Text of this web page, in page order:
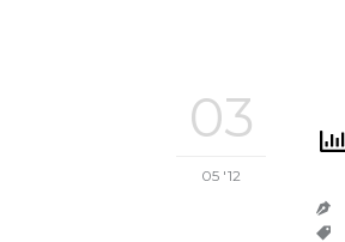
03
05 '12

